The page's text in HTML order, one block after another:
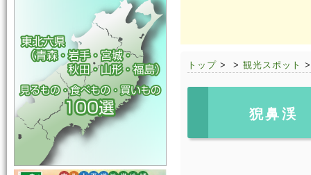
トップ > > 観光スポット
猊鼻渓